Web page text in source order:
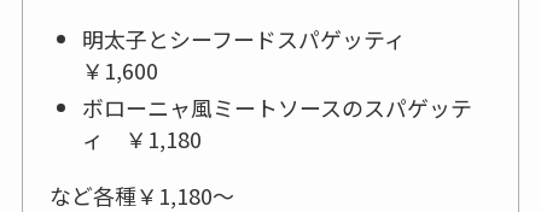
明太子とシーフードスパゲッティ
￥1,600
ボローニャ風ミートソースのスパゲッテ
ィ ￥1,180
など各種￥1,180～